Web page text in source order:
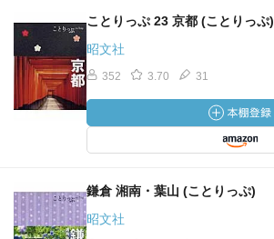
ことりっぷ 23 京都 (ことりっぷ)
昭文社
352 3.70 31
鎌倉 湘南・葉山 (ことりっぷ)
昭文社